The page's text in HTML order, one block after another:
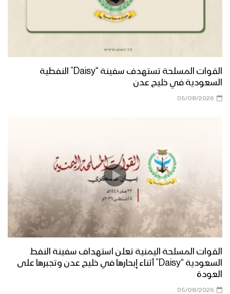
القوات المسلحة تستهدف سفينة “Daisy” النفطية
السعودية في خليج عدن
05/08/2026
القوات المسلحة اليمنية تعلن استهداف سفينة النفط
السعودية “Daisy” أثناء إبحارها في خليج عدن وتجبرها على
العودة
05/08/2026